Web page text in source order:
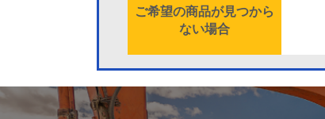
ご希望の商品が見つから
ない場合